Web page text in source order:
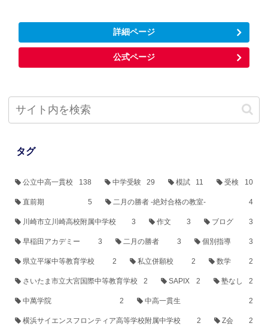
詳細ページ
公式ページ
タグ
公立中高一貫校 138 中学受験 29 模試 11 受検 10
直前期 5 二月の勝者 -絶対合格の教室- 4
川崎市立川崎高校附属中学校 3 作文 3 ブログ 3
早稲田アカデミー 3 二月の勝者 3 個別指導 3
県立平塚中等教育学校 2 私立併願校 2 数学 2
さいたま市立大宮国際中等教育学校 2 SAPIX 2 塾なし 2
中萬学院 2 中高一貫生 2
横浜サイエンスフロンティア高等学校附属中学校 2 Z会 2